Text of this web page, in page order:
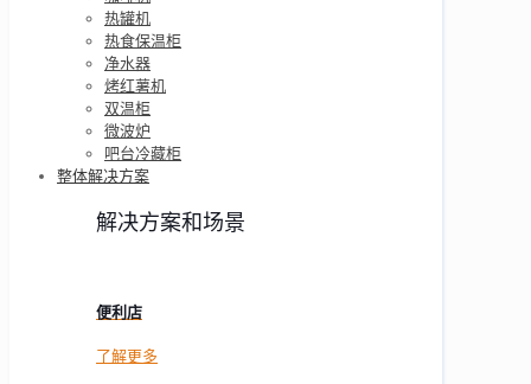
热罐机
热食保温柜
净水器
烤红薯机
双温柜
微波炉
吧台冷藏柜
整体解决方案
解决方案和场景
便利店
了解更多